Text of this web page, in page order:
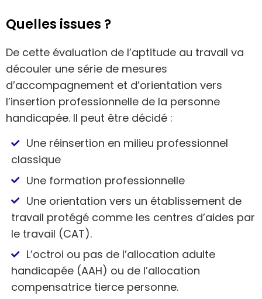
Quelles issues ?
De cette évaluation de l’aptitude au travail va
découler une série de mesures
d’accompagnement et d’orientation vers
l’insertion professionnelle de la personne
handicapée. Il peut être décidé :
Une réinsertion en milieu professionnel
classique
Une formation professionnelle
Une orientation vers un établissement de
travail protégé comme les centres d’aides par
le travail (CAT).
L’octroi ou pas de l’allocation adulte
handicapée (AAH) ou de l’allocation
compensatrice tierce personne.